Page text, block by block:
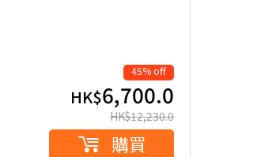
45% off
HK$6,700.0
HK$12,230.0
購買